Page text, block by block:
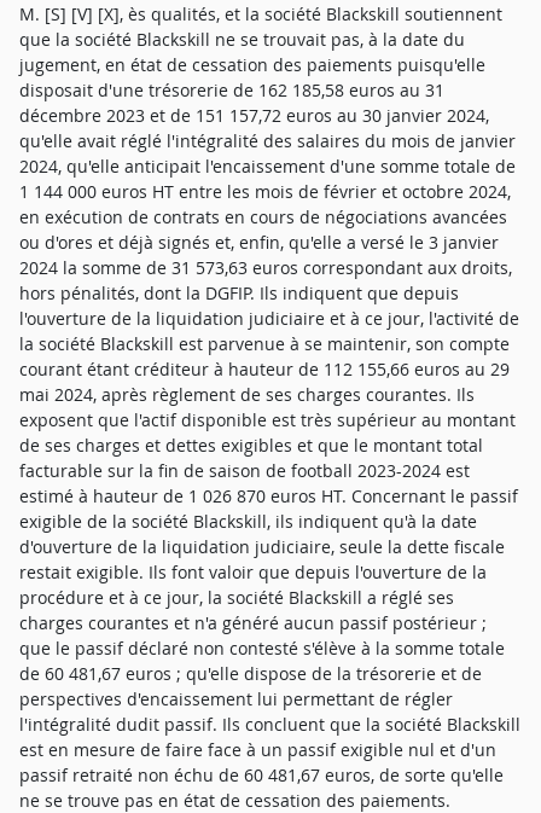
M. [S] [V] [X], ès qualités, et la société Blackskill soutiennent
que la société Blackskill ne se trouvait pas, à la date du
jugement, en état de cessation des paiements puisqu'elle
disposait d'une trésorerie de 162 185,58 euros au 31
décembre 2023 et de 151 157,72 euros au 30 janvier 2024,
qu'elle avait réglé l'intégralité des salaires du mois de janvier
2024, qu'elle anticipait l'encaissement d'une somme totale de
1 144 000 euros HT entre les mois de février et octobre 2024,
en exécution de contrats en cours de négociations avancées
ou d'ores et déjà signés et, enfin, qu'elle a versé le 3 janvier
2024 la somme de 31 573,63 euros correspondant aux droits,
hors pénalités, dont la DGFIP. Ils indiquent que depuis
l'ouverture de la liquidation judiciaire et à ce jour, l'activité de
la société Blackskill est parvenue à se maintenir, son compte
courant étant créditeur à hauteur de 112 155,66 euros au 29
mai 2024, après règlement de ses charges courantes. Ils
exposent que l'actif disponible est très supérieur au montant
de ses charges et dettes exigibles et que le montant total
facturable sur la fin de saison de football 2023-2024 est
estimé à hauteur de 1 026 870 euros HT. Concernant le passif
exigible de la société Blackskill, ils indiquent qu'à la date
d'ouverture de la liquidation judiciaire, seule la dette fiscale
restait exigible. Ils font valoir que depuis l'ouverture de la
procédure et à ce jour, la société Blackskill a réglé ses
charges courantes et n'a généré aucun passif postérieur ;
que le passif déclaré non contesté s'élève à la somme totale
de 60 481,67 euros ; qu'elle dispose de la trésorerie et de
perspectives d'encaissement lui permettant de régler
l'intégralité dudit passif. Ils concluent que la société Blackskill
est en mesure de faire face à un passif exigible nul et d'un
passif retraité non échu de 60 481,67 euros, de sorte qu'elle
ne se trouve pas en état de cessation des paiements.